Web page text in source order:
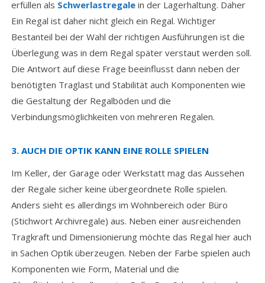
erfüllen als Schwerlastregalein der Lagerhaltung. Daher
Ein Regal ist daher nicht gleich ein Regal. Wichtiger
Bestanteil bei der Wahl der richtigen Ausführungen ist die
Überlegung was in dem Regal später verstaut werden soll.
Die Antwort auf diese Frage beeinflusst dann neben der
benötigten Traglast und Stabilität auch Komponenten wie
die Gestaltung der Regalböden und die
Verbindungsmöglichkeiten von mehreren Regalen.
3. AUCH DIE OPTIK KANN EINE ROLLE SPIELEN
Im Keller, der Garage oder Werkstatt mag das Aussehen
der Regale sicher keine übergeordnete Rolle spielen.
Anders sieht es allerdings im Wohnbereich oder Büro
(Stichwort Archivregale) aus. Neben einer ausreichenden
Tragkraft und Dimensionierung möchte das Regal hier auch
in Sachen Optik überzeugen. Neben der Farbe spielen auch
Komponenten wie Form, Material und die